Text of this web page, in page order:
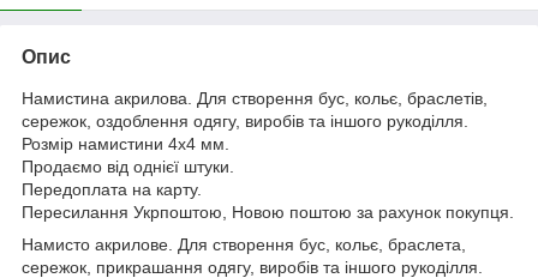
Опис
Намистина акрилова. Для створення бус, кольє, браслетів,
сережок, оздоблення одягу, виробів та іншого рукоділля.
Розмір намистини 4х4 мм.
Продаємо від однієї штуки.
Передоплата на карту.
Пересилання Укрпоштою, Новою поштою за рахунок покупця.
Намисто акрилове. Для створення бус, кольє, браслета,
сережок, прикрашання одягу, виробів та іншого рукоділля.